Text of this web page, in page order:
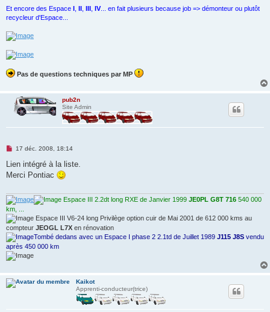
Et encore des Espace I II III IV... en fait plusieurs because job => démonteur ou plutôt
recycleur d'Espace...
Pas de questions techniques par MP
pub2n
Site Admin
M
s
a
n
o
n
l
u
17 déc. 2008, 18:14
Lien intégré à la liste.
Merci Pontiac
Espace III 2.2dt long RXE de Janvier 1999 JE0PL G8T 716 540 000
km, ...
Espace III V6-24 long Privilège option cuir de Mai 2001 de 612 000 kms au
compteur JEOGL L7X en rénovation
Tombé dedans avec un Espace I phase 2 2.1td de Juillet 1989 J115 J8S vendu
après 450 000 km
Kaikot
Apprenti-conducteur(trice)